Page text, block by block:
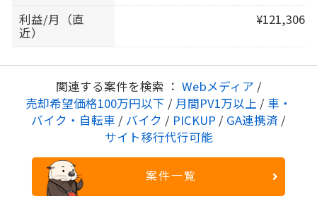
利益/月（直
近）
¥121,306
関連する案件を検索 ： Webメディア /
売却希望価格100万円以下 / 月間PV1万以上 / 車・
バイク・自転車 / バイク / PICKUP / GA連携済 /
サイト移行代行可能
案件一覧